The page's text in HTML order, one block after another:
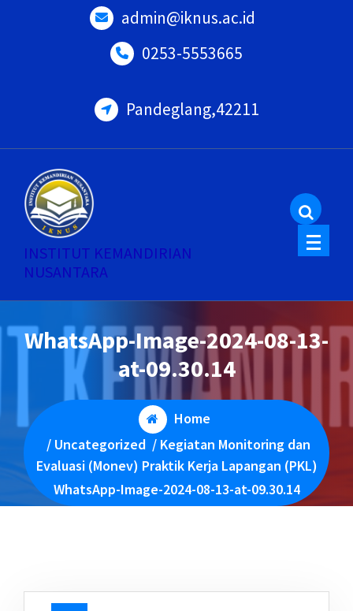
admin@iknus.ac.id
0253-5553665
Pandeglang,42211
INSTITUT KEMANDIRIAN
NUSANTARA
WhatsApp-Image-2024-08-13-
at-09.30.14
Home
/ Uncategorized/ Kegiatan Monitoring dan
Evaluasi (Monev) Praktik Kerja Lapangan (PKL)
WhatsApp-Image-2024-08-13-at-09.30.14